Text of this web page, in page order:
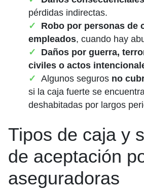
pérdidas indirectas.
Robo por personas de
empleados, cuando hay
Daños por guerra,
civiles o actos
Algunos seguros no
si la caja fuerte se
deshabitadas por largos
Tipos de caja y
de aceptación
aseguradoras